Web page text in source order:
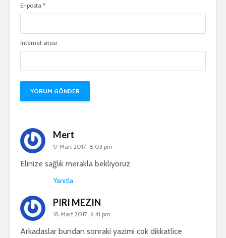
E-posta *
İnternet sitesi
Mert
17 Mart 2017, 8:03 pm
Elinize sağlık merakla bekliyoruz
Yanıtla
PIRI MEZIN
18 Mart 2017, 6:41 pm
Arkadaslar bundan sonraki yazimi cok dikkatlice